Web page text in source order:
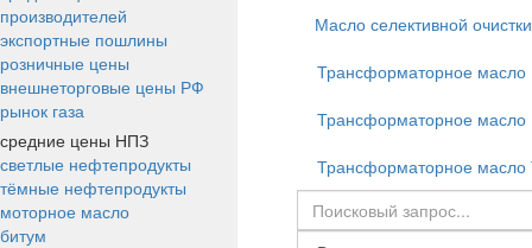
производителей
экспортные пошлины
розничные цены
внешнеторговые цены РФ
рынок газа
средние цены НПЗ
светлые нефтепродукты
тёмные нефтепродукты
моторное масло
битум
Масло селективной очистки
Трансформаторное масло
Трансформаторное
Трансформаторное масло